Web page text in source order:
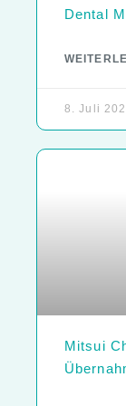
Dental
8. Juli
Mitsui